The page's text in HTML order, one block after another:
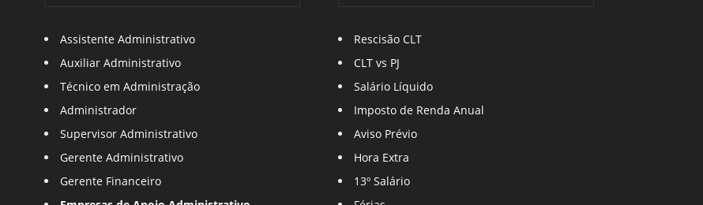
Assistente Administrativo
Auxiliar Administrativo
Técnico em Administração
Administrador
Supervisor Administrativo
Gerente Administrativo
Gerente Financeiro
Rescisão CLT
CLT vs PJ
Salário Líquido
Imposto de Renda Anual
Aviso Prévio
Hora Extra
13º Salário